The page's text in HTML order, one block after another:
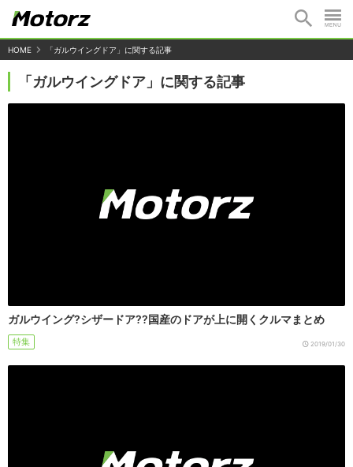
HOME 「ガルウイングドア」に関する記事
「ガルウイングドア」に関する記事
ガルウイング?シザードア??国産のドアが上に開くクルマまとめ
特集 2019/01/30